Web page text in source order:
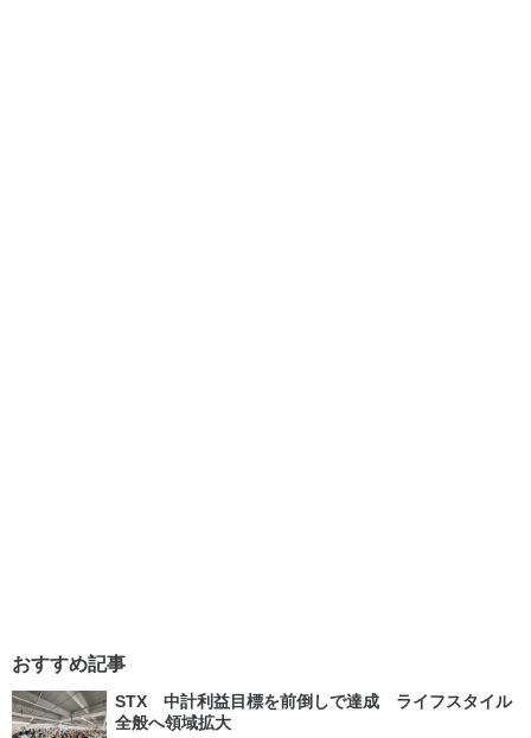
おすすめ記事
STX 中計利益目標を前倒しで達成 ライフスタイル
全般へ領域拡大